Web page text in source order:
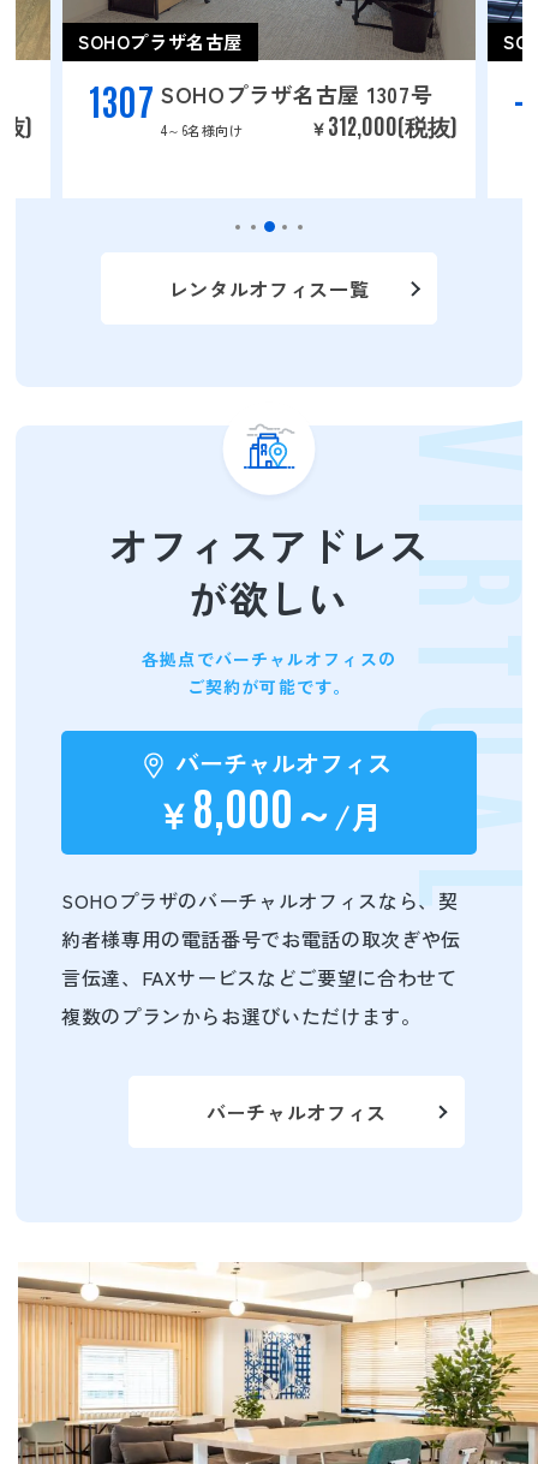
)
SOHOプラザ名古屋
1307 SOHOプラザ名古屋 1307号
4～6名様向け ￥312,000(税抜)
-
レンタルオフィス一覧
オフィスアドレス
が欲しい
各拠点でバーチャルオフィスの
ご契約が可能です。
バーチャルオフィス
￥8,000～/月
SOHOプラザのバーチャルオフィスなら、契
約者様専用の電話番号でお電話の取次ぎや伝
言伝達、FAXサービスなどご要望に合わせて
複数のプランからお選びいただけます。
バーチャルオフィス